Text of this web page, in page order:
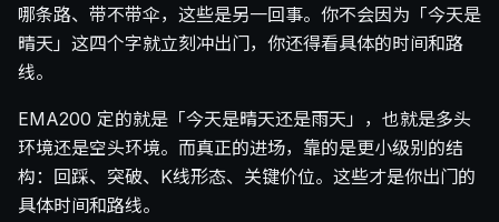
哪条路、带不带伞，这些是另一回事。你不会因为「今天是
晴天」这四个字就立刻冲出门，你还得看具体的时间和路
线。
EMA200 定的就是「今天是晴天还是雨天」，也就是多头
环境还是空头环境。而真正的进场，靠的是更小级别的结
构：回踩、突破、K线形态、关键价位。这些才是你出门的
具体时间和路线。